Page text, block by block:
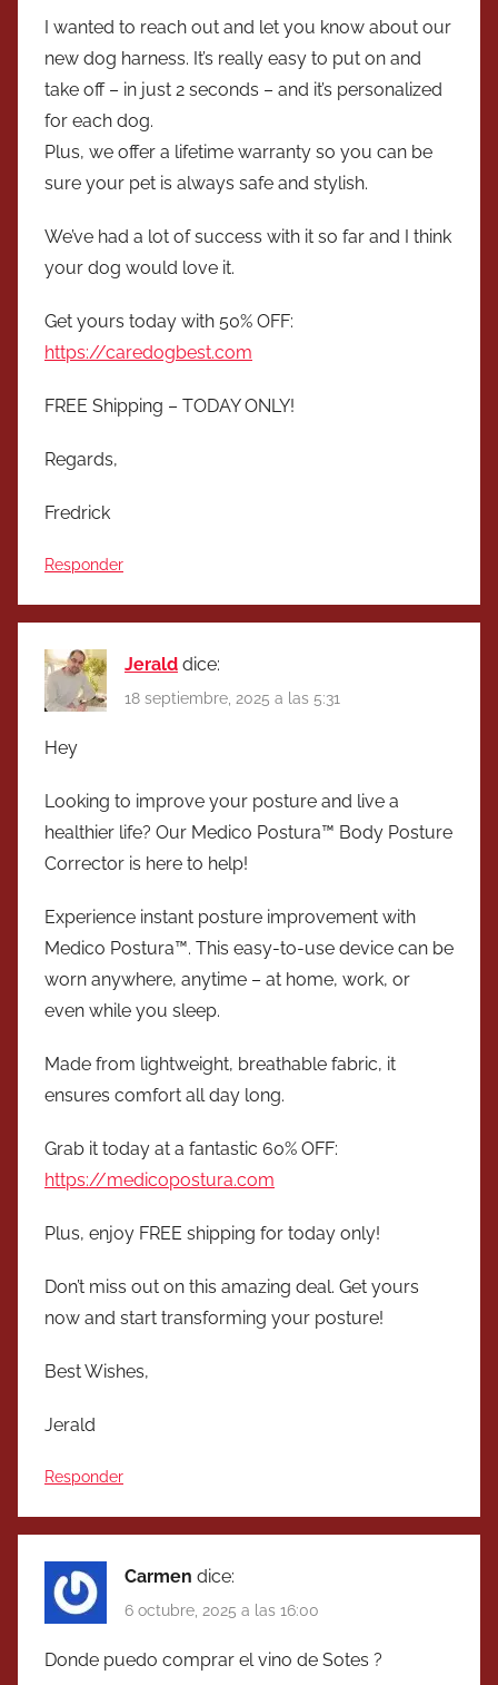
I wanted to reach out and let you know about our
new dog harness. It’s really easy to put on and
take off – in just 2 seconds – and it’s personalized
for each dog.
Plus, we offer a lifetime warranty so you can be
sure your pet is always safe and stylish.
We’ve had a lot of success with it so far and I think
your dog would love it.
Get yours today with 50% OFF:
https://caredogbest.com
FREE Shipping – TODAY ONLY!
Regards,
Fredrick
Responder
Jerald dice:
18 septiembre, 2025 a las 5:31
Hey
Looking to improve your posture and live a
healthier life? Our Medico Postura™ Body Posture
Corrector is here to help!
Experience instant posture improvement with
Medico Postura™. This easy-to-use device can be
worn anywhere, anytime – at home, work, or
even while you sleep.
Made from lightweight, breathable fabric, it
ensures comfort all day long.
Grab it today at a fantastic 60% OFF:
https://medicopostura.com
Plus, enjoy FREE shipping for today only!
Don’t miss out on this amazing deal. Get yours
now and start transforming your posture!
Best Wishes,
Jerald
Responder
Carmen dice:
6 octubre, 2025 a las 16:00
Donde puedo comprar el vino de Sotes ?